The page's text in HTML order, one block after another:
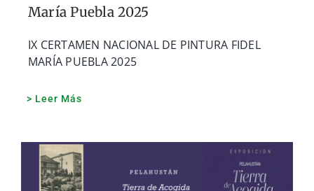
María Puebla 2025
IX CERTAMEN NACIONAL DE PINTURA FIDEL
MARÍA PUEBLA 2025
> Leer Más